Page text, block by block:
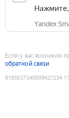
Yandex
Если у вас возникли
обратной связи
9193537548509427234: